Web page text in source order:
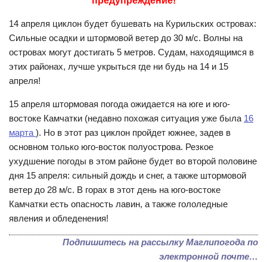
14 апреля циклон будет бушевать на Курильских островах:
Сильные осадки и штормовой ветер до 30 м/с. Волны на
островах могут достигать 5 метров. Судам, находящимся в
этих районах, лучше укрыться где ни будь на 14 и 15
апреля!
15 апреля штормовая погода ожидается на юге и юго-
востоке Камчатки (недавно похожая ситуация уже была 16
марта ). Но в этот раз циклон пройдет южнее, задев в
основном только юго-восток полуострова. Резкое
ухудшение погоды в этом районе будет во второй половине
дня 15 апреля: сильный дождь и снег, а также штормовой
ветер до 28 м/с. В горах в этот день на юго-востоке
Камчатки есть опасность лавин, а также гололедные
явления и обледенения!
Подпишитесь на рассылку Маглипогода по
электронной почте…